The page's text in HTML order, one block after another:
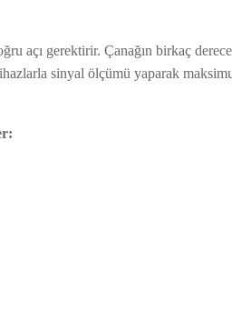
açı gerektirir. Çanağın birkaç
sinyal ölçümü yaparak